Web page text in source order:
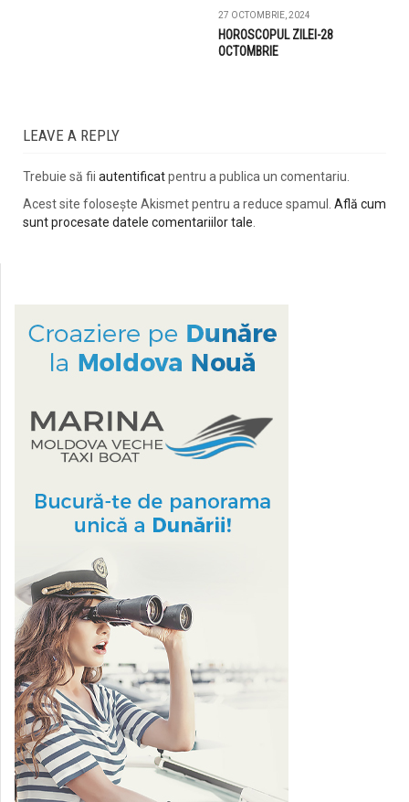
27 OCTOMBRIE, 2024
HOROSCOPUL ZILEI-28
OCTOMBRIE
LEAVE A REPLY
Trebuie să fii autentificatpentru a publica un comentariu.
Acest site folosește Akismet pentru a reduce spamul. Află cum
sunt procesate datele comentariilor tale